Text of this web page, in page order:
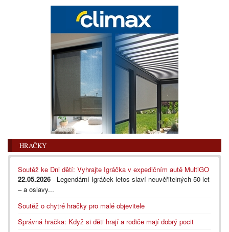
HRAČKY
Soutěž ke Dni dětí: Vyhrajte Igráčka v expedičním autě MultiGO
22.05.2026 - Legendární Igráček letos slaví neuvěřitelných 50 let
– a oslavy...
Soutěž o chytré hračky pro malé objevitele
Správná hračka: Když si děti hrají a rodiče mají dobrý pocit